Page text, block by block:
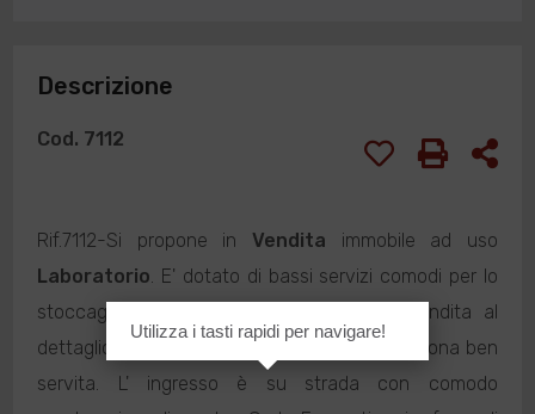
Descrizione
Cod. 7112
Rif.7112-Si propone in Vendita immobile ad uso
Laboratorio. E' dotato di bassi servizi comodi per lo
stoccaggio e una zona destinata alla rivendita al
dettaglio. Sito in contesto ad alta visibilità e zona ben
servita. L' ingresso è su strada con comodo
Utilizza i tasti rapidi per navigare!